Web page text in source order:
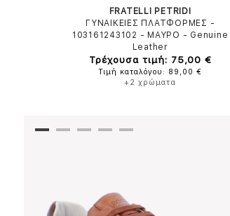
FRATELLI PETRIDI
ΓΥΝΑΙΚΕΙΕΣ ΠΛΑΤΦΟΡΜΕΣ -
103161243102 - ΜΑΥΡΟ - Genuine
Leather
Τρέχουσα τιμή: 75,00 €
Τιμή καταλόγου: 89,00 €
+2 χρώματα